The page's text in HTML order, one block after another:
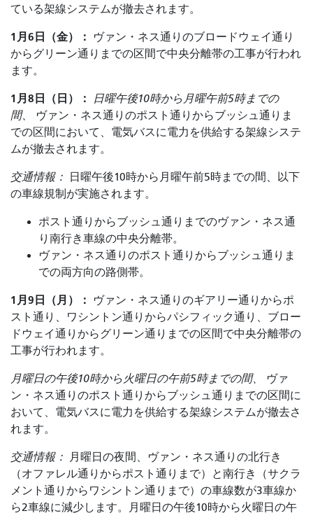
ている架線システムが撤去されます。
1月6日（金）：
ヴァン・ネス通りのブロードウェイ通り
からグリーン通りまでの区間で中央分離帯の工事が行われ
ます。
1月8日（日）：
日曜午後10時から月曜午前5時までの
間、
ヴァン・ネス通りのポスト通りからブッシュ通りま
での区間において、電気バスに電力を供給する架線システ
ムが撤去されます。
交通情報：
日曜午後10時から月曜午前5時までの間、以下
の車線規制が実施されます。
ポスト通りからブッシュ通りまでのヴァン・ネス通
り南行き車線の中央分離帯。
ヴァン・ネス通りのポスト通りからブッシュ通りま
での両方向の路側帯。
1月9日（月）：
ヴァン・ネス通りのギアリー通りからポ
スト通り、ワシントン通りからパシフィック通り、ブロー
ドウェイ通りからグリーン通りまでの区間で中央分離帯の
工事が行われます。
月曜日の午後10時から火曜日の午前5時までの間、
ヴァ
ン・ネス通りのポスト通りからブッシュ通りまでの区間に
おいて、電気バスに電力を供給する架線システムが撤去さ
れます。
交通情報：
月曜日の夜間、ヴァン・ネス通りの北行き
（オファレル通りからポスト通りまで）と南行き（サクラ
メント通りからワシントン通りまで）の車線数が3車線か
ら2車線に減少します。月曜日の午後10時から火曜日の午